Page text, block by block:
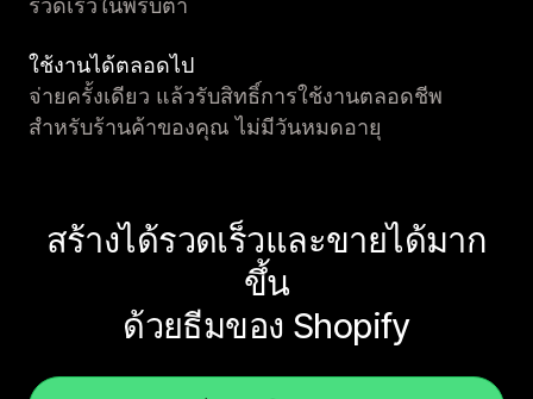
รวดเร็วในพริบตา
ใช้งานได้ตลอดไป
จ่ายครั้งเดียว แล้วรับสิทธิ์การใช้งานตลอดชีพ
สำหรับร้านค้าของคุณ ไม่มีวันหมดอายุ
สร้างได้รวดเร็วและขายได้มาก
ขึ้น
ด้วยธีมของ Shopify